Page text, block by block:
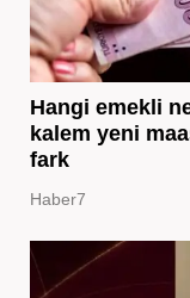
Hangi emekli
kalem yeni
fark
Haber7